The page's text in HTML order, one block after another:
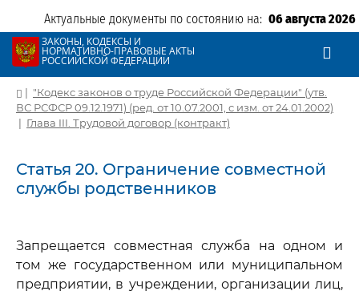
Актуальные документы по состоянию на: 06 августа 2026
ЗАКОНЫ, КОДЕКСЫ И
НОРМАТИВНО-ПРАВОВЫЕ АКТЫ
РОССИЙСКОЙ ФЕДЕРАЦИИ
| "Кодекс законов о труде Российской Федерации" (утв.
ВС РСФСР 09.12.1971) (ред. от 10.07.2001, с изм. от 24.01.2002)
| Глава III. Трудовой договор (контракт)
Статья 20. Ограничение совместной
службы родственников
Запрещается совместная служба на одном и
том же государственном или муниципальном
предприятии, в учреждении, организации лиц,